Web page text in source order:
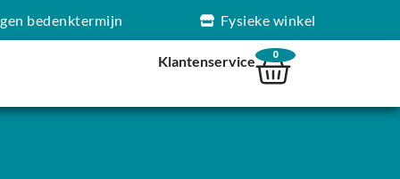
bedenktermijn Fysieke winkel
Klantenservice 0